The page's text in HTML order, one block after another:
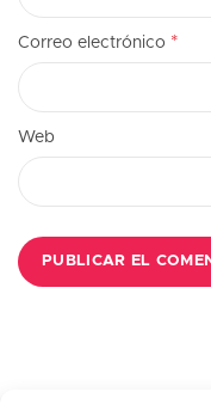
Correo electrónico *
Web